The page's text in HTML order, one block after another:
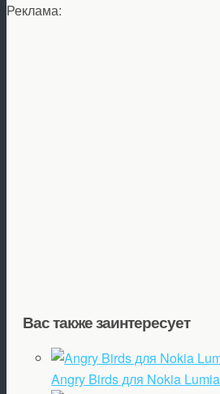
Реклама:
Вас также заинтересует
Angry Birds для Nokia